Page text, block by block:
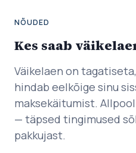
NÕUDED
Kes saab
Väikelaen on
hindab eelkõige sinu
maksekäitumist.
— täpsed tingimused
pakkujast.